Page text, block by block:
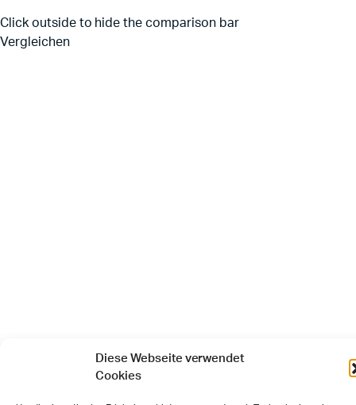
Diese Webseite verwendet
Cookies
Click outside to hide the comparison bar
Vergleichen